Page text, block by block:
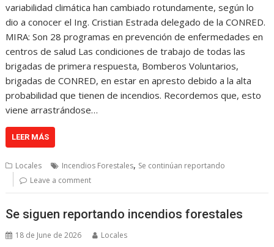
variabilidad climática han cambiado rotundamente, según lo
dio a conocer el Ing. Cristian Estrada delegado de la CONRED.
MIRA: Son 28 programas en prevención de enfermedades en
centros de salud Las condiciones de trabajo de todas las
brigadas de primera respuesta, Bomberos Voluntarios,
brigadas de CONRED, en estar en apresto debido a la alta
probabilidad que tienen de incendios. Recordemos que, esto
viene arrastrándose…
LEER MÁS
Locales Incendios Forestales, Se continúan reportando
Leave a comment
Se siguen reportando incendios forestales
18 de June de 2026 Locales